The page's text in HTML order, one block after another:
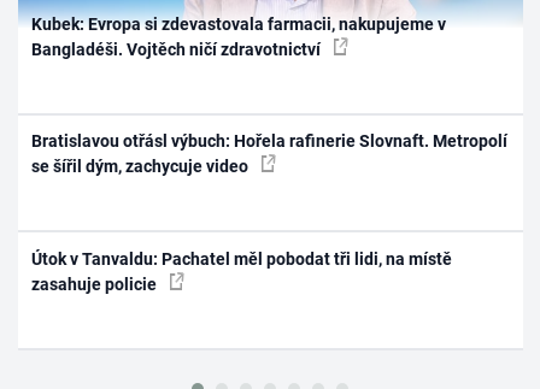
Kubek: Evropa si zdevastovala farmacii, nakupujeme v
Bangladéši. Vojtěch ničí zdravotnictví
Bratislavou otřásl výbuch: Hořela rafinerie Slovnaft. Metropolí
se šířil dým, zachycuje video
Útok v Tanvaldu: Pachatel měl pobodat tři lidi, na místě
zasahuje policie